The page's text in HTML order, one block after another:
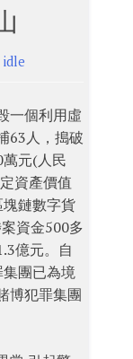
idle
一個利用虛
63人，搗破
元(人民
資產價值
鏈數字貨
資金500多
億元。自
團已為境
博犯罪集團